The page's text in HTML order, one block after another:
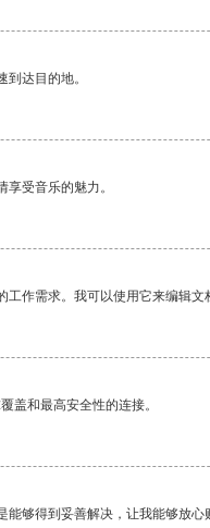
达目的地。
受音乐的魅力。
作需求。我可以使用它来编辑文
盖和最高安全性的连接。
够得到妥善解决，让我能够放心